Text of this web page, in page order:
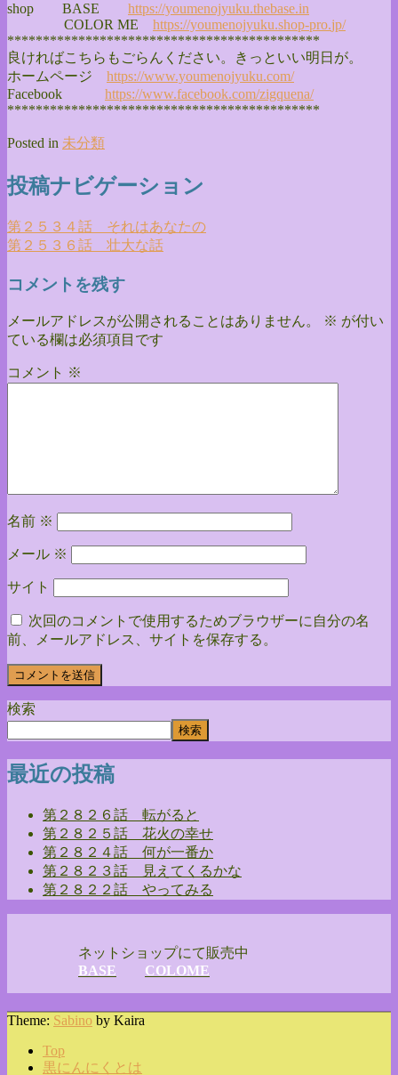
shop BASE https://youmenojyuku.thebase.in
COLOR ME https://youmenojyuku.shop-pro.jp/
********************************************
良ければこちらもごらんください。きっといい明日が。
ホームページ https://www.youmenojyuku.com/
Facebook https://www.facebook.com/zigquena/
********************************************
Posted in 未分類
投稿ナビゲーション
第２５３４話 それはあなたの
第２５３６話 壮大な話
コメントを残す
メールアドレスが公開されることはありません。 ※ が付い
ている欄は必須項目です
コメント ※
名前 ※
メール ※
サイト
次回のコメントで使用するためブラウザーに自分の名
前、メールアドレス、サイトを保存する。
検索
検索
最近の投稿
第２８２６話 転がると
第２８２５話 花火の幸せ
第２８２４話 何が一番か
第２８２３話 見えてくるかな
第２８２２話 やってみる
ネットショップにて販売中
BASE
COLOME
Theme: Sabino by Kaira
Top
黒にんにくとは